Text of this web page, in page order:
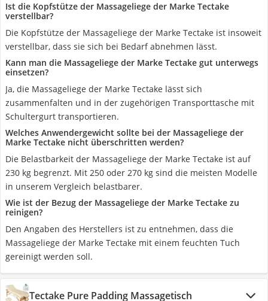
Ist die Kopfstütze der Massageliege der Marke Tectake
verstellbar?
Die Kopfstütze der Massageliege der Marke Tectake ist insoweit
verstellbar, dass sie sich bei Bedarf abnehmen lässt.
Kann man die Massageliege der Marke Tectake gut unterwegs
einsetzen?
Ja, die Massageliege der Marke Tectake lässt sich
zusammenfalten und in der zugehörigen Transporttasche mit
Schultergurt transportieren.
Welches Anwendergewicht sollte bei der Massageliege der
Marke Tectake nicht überschritten werden?
Die Belastbarkeit der Massageliege der Marke Tectake ist auf
230 kg begrenzt. Mit 250 oder 270 kg sind die meisten Modelle
in unserem Vergleich belastbarer.
Wie ist der Bezug der Massageliege der Marke Tectake zu
reinigen?
Den Angaben des Herstellers ist zu entnehmen, dass die
Massageliege der Marke Tectake mit einem feuchten Tuch
gereinigt werden soll.
Tectake Pure Padding Massagetisch